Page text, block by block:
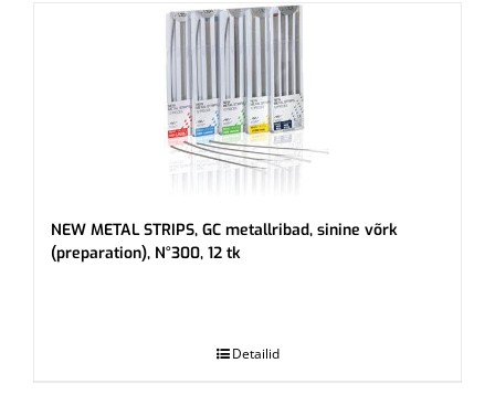
NEW METAL STRIPS, GC metallribad, sinine võrk
(preparation), N°300, 12 tk
Detailid